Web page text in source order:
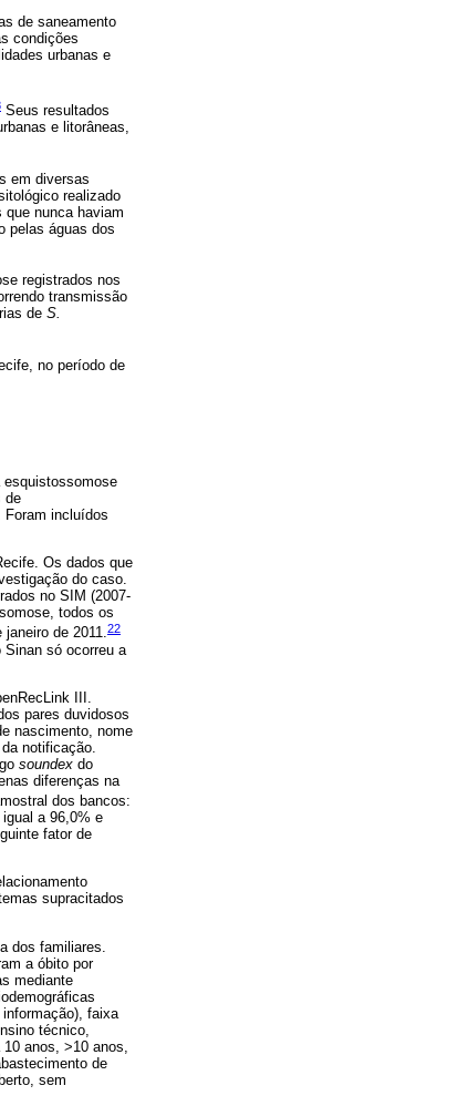
de saneamento
condições
urbanas e
Seus resultados
e litorâneas,
em diversas
realizado
nunca haviam
pelas águas dos
registrados nos
transmissão
de S.
no período de
esquistossomose
de
Foram incluídos
Os dados que
do caso.
no SIM (2007-
todos os
janeiro de 2011.22
só ocorreu a
III.
pares duvidosos
nascimento, nome
notificação.
soundex do
diferenças na
dos bancos:
a 96,0% e
fator de
supracitados
dos familiares.
a óbito por
mediante
informação), faixa
técnico,
anos, >10 anos,
de
sem